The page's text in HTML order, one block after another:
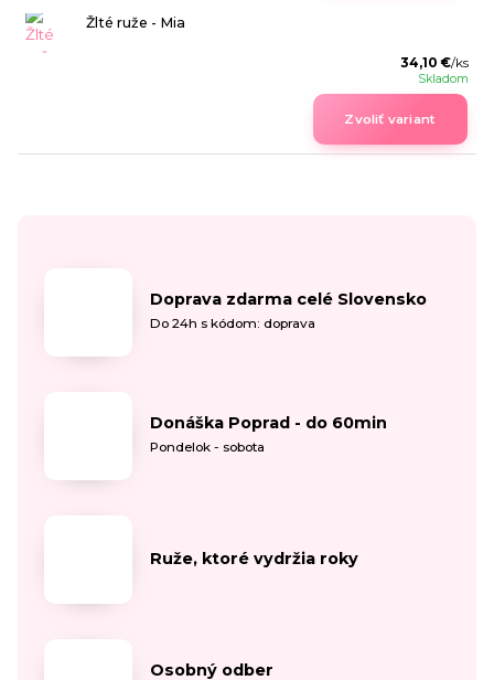
Žlté ruže - Mia
34,10 €/ks
Skladom
Zvoliť variant
Doprava zdarma celé Slovensko
Do 24h s kódom: doprava
Donáška Poprad - do 60min
Pondelok - sobota
Ruže, ktoré vydržia roky
Osobný odber